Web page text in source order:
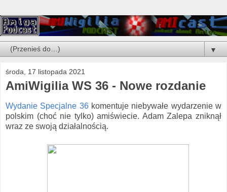
▼
środa, 17 listopada 2021
AmiWigilia WS 36 - Nowe rozdanie
Wydanie Specjalne 36komentuje niebywałe wydarzenie w
polskim (choć nie tylko) amiświecie. Adam Zalepa zniknął
wraz ze swoją działalnością.